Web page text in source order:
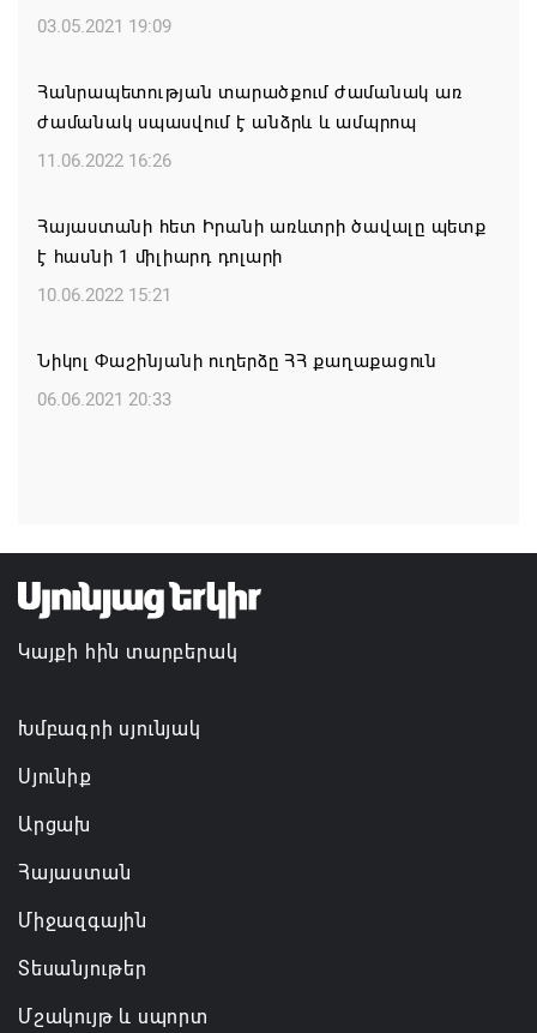
ՀԲԸՄ-ն կոչ է անում կասեցնել Կաթողիկոսի եւ վեց
07.08.2026 11:50
Ավարտվեց Սյունիքի մարզի շախմատի
07.08.2026 11:42
Իրանը չի տրվի ճնշման․ Մոհամադ Բաղեր
ԵԱՏՄ-ն պետք է շարունակի ամրապնդել
07.08.2026 11:01
Կանադայի Հայոց թեմը դատապարտել է
Վեհափառի նկատմամբ քրեական հետապնդումը
03.05.2021 19:09
Հանրապետության տարածքում ժամանակ առ
ժամանակ սպասվում է անձրև և ամպրոպ
11.06.2022 16:26
Հայաստանի հետ Իրանի առևտրի ծավալը պետք
է հասնի 1 միլիարդ դոլարի
10.06.2022 15:21
Նիկոլ Փաշինյանի ուղերձը ՀՀ քաղաքացուն
06.06.2021 20:33
Կայքի հին տարբերակ
Խմբագրի սյունյակ
Սյունիք
Արցախ
Հայաստան
Միջազգային
Տեսանյութեր
Մշակույթ և սպորտ